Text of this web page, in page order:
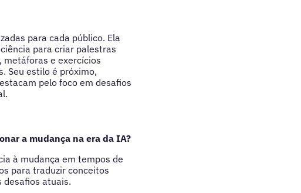
para cada público. Ela
para criar palestras
metáforas e exercícios
Seu estilo é próximo,
pelo foco em desafios
a mudança na era da IA?
à mudança em tempos de
para traduzir conceitos
desafios atuais.